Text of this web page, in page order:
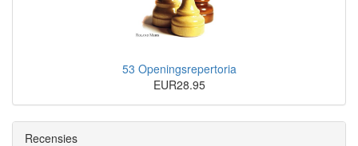
53 Openingsrepertoria
EUR28.95
Recensies